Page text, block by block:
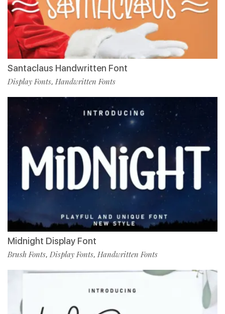
Santaclaus Handwritten Font
Display Fonts, Handwritten Fonts
Midnight Display Font
Brush Fonts, Display Fonts, Handwritten Fonts